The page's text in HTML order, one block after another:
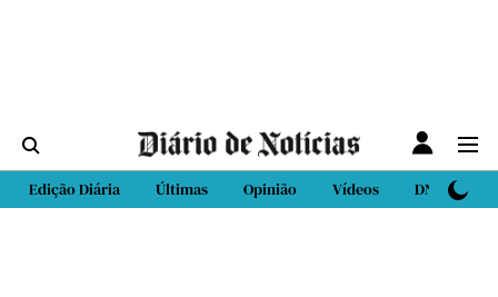
Edição Diária Últimas Opinião Vídeos DN Sport